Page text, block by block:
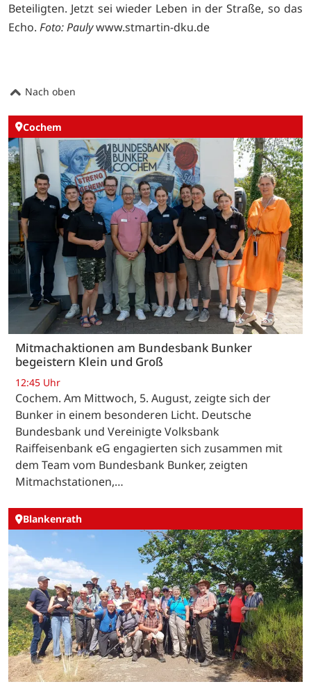
Beteiligten. Jetzt sei wieder Leben in der Straße, so das
Echo. Foto: Paulywww.stmartin-dku.de
Nach oben
Cochem
Mitmachaktionen am Bundesbank Bunker
begeistern Klein und Groß
12:45 Uhr
Cochem. Am Mittwoch, 5. August, zeigte sich der
Bunker in einem besonderen Licht. Deutsche
Bundesbank und Vereinigte Volksbank
Raiffeisenbank eG engagierten sich zusammen mit
dem Team vom Bundesbank Bunker, zeigten
Mitmachstationen,…
Blankenrath